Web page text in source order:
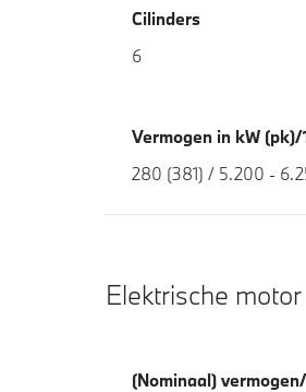
Cilinders
6
Vermogen in kW (pk)/
280 (381) / 5.200 -
Elektrische motor
(Nominaal)